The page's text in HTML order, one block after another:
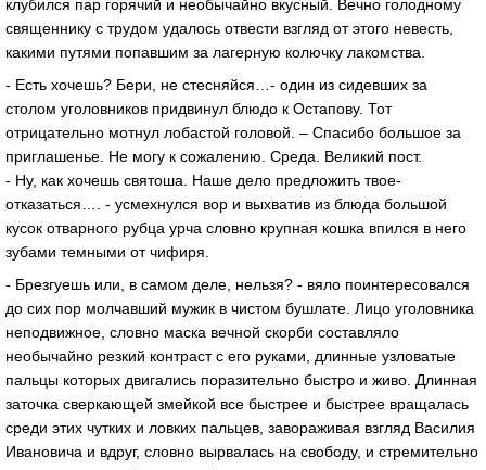
клубился пар горячий и необычайно вкусный. Вечно голодному
священнику с трудом удалось отвести взгляд от этого невесть,
какими путями попавшим за лагерную колючку лакомства.
- Есть хочешь? Бери, не стесняйся…- один из сидевших за
столом уголовников придвинул блюдо к Остапову. Тот
отрицательно мотнул лобастой головой. – Спасибо большое за
приглашенье. Не могу к сожалению. Среда. Великий пост.
- Ну, как хочешь святоша. Наше дело предложить твое-
отказаться…. - усмехнулся вор и выхватив из блюда большой
кусок отварного рубца урча словно крупная кошка впился в него
зубами темными от чифиря.
- Брезгуешь или, в самом деле, нельзя? - вяло поинтересовался
до сих пор молчавший мужик в чистом бушлате. Лицо уголовника
неподвижное, словно маска вечной скорби составляло
необычайно резкий контраст с его руками, длинные узловатые
пальцы которых двигались поразительно быстро и живо. Длинная
заточка сверкающей змейкой все быстрее и быстрее вращалась
среди этих чутких и ловких пальцев, завораживая взгляд Василия
Ивановича и вдруг, словно вырвалась на свободу, и стремительно